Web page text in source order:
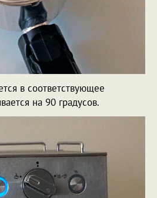
в соответствующее
на 90 градусов.